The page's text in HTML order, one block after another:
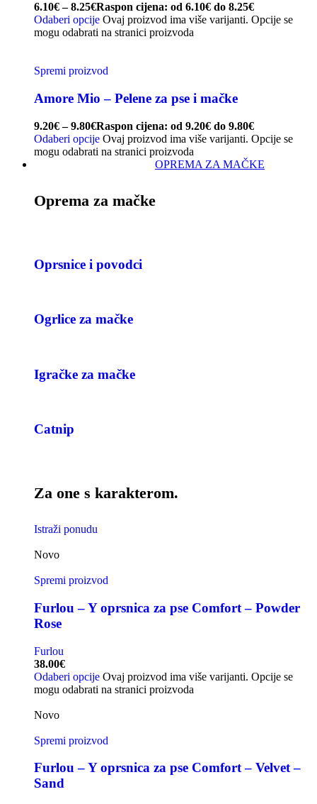
6.10€ – 8.25€Raspon cijena: od 6.10€ do 8.25€
Odaberi opcije Ovaj proizvod ima više varijanti. Opcije se
mogu odabrati na stranici proizvoda
Spremi proizvod
Amore Mio – Pelene za pse i mačke
9.20€ – 9.80€Raspon cijena: od 9.20€ do 9.80€
Odaberi opcije Ovaj proizvod ima više varijanti. Opcije se
mogu odabrati na stranici proizvoda
OPREMA ZA MAČKE
Oprema za mačke
Oprsnice i povodci
Ogrlice za mačke
Igračke za mačke
Catnip
Za one s karakterom.
Istraži ponudu
Novo
Spremi proizvod
Furlou – Y oprsnica za pse Comfort – Powder
Rose
Furlou
38.00€
Odaberi opcije Ovaj proizvod ima više varijanti. Opcije se
mogu odabrati na stranici proizvoda
Novo
Spremi proizvod
Furlou – Y oprsnica za pse Comfort – Velvet –
Sand